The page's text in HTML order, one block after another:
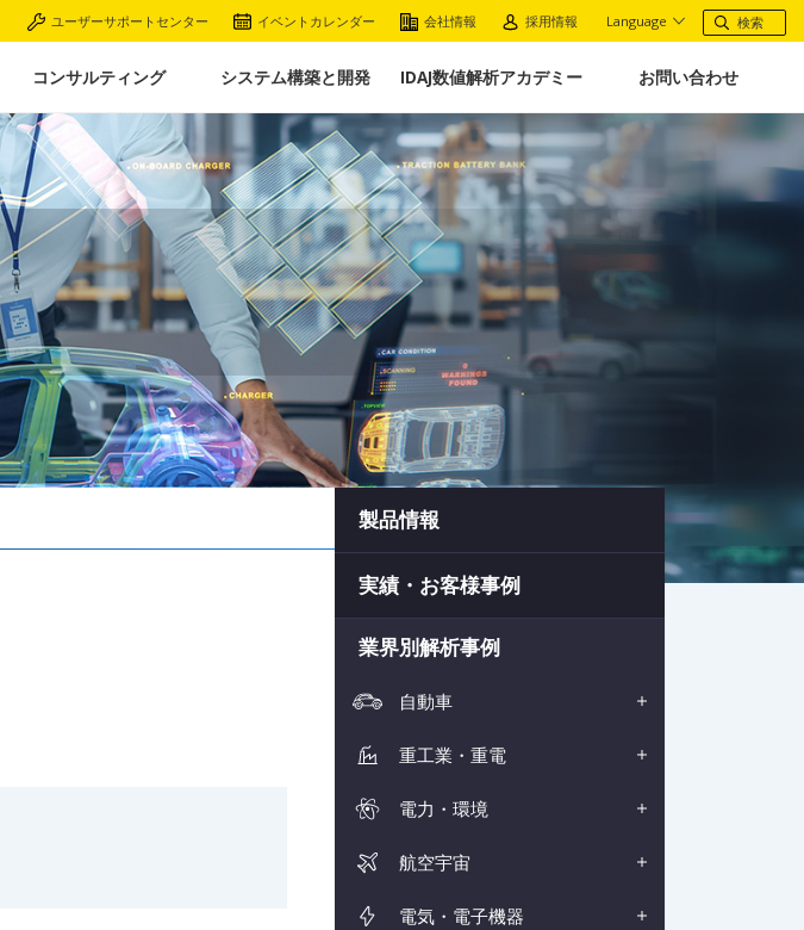
ユーザーサポートセンター イベントカレンダー 会社情報 採用情報 Language
コンサルティング システム構築と開発 IDAJ数値解析アカデミー お問い合わせ
製品情報
実績・お客様事例
業界別解析事例
自動車
重工業・重電
電力・環境
航空宇宙
電気・電子機器